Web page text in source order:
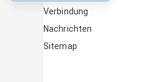
Verbindung
Nachrichten
Sitemap